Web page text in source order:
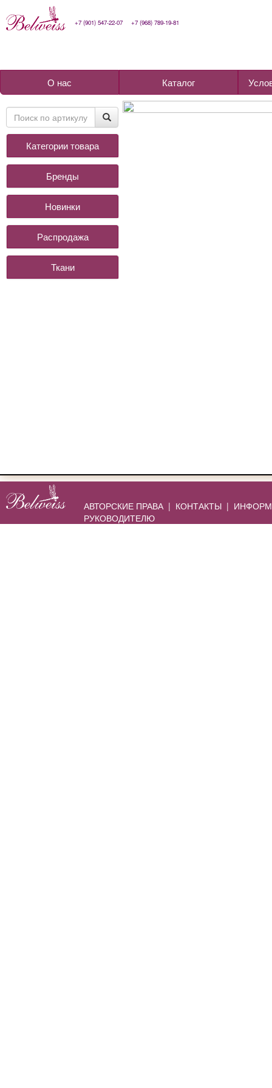
+7 (901) 547-22-07 +7 (968) 789-19-81
О нас Каталог
Категории товара
Бренды
Новинки
Распродажа
Ткани
АВТОРСКИЕ ПРАВА| КОНТАКТЫ |
РУКОВОДИТЕЛЮ